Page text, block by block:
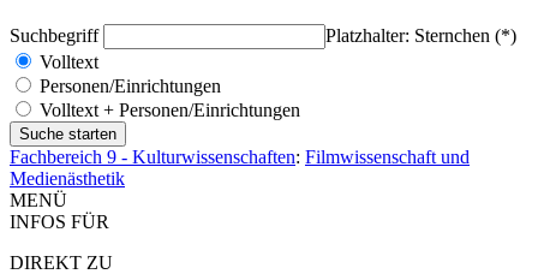
Suchbegriff
Platzhalter: Sternchen (*)
Volltext
Personen/Einrichtungen
Volltext + Personen/Einrichtungen
Fachbereich 9 - Kulturwissenschaften: Filmwissenschaft und
Medienästhetik
MENÜ
INFOS FÜR
DIREKT ZU